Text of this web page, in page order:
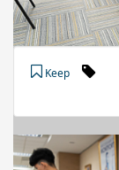
Keep